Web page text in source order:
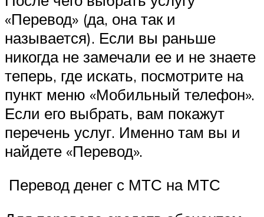
«Перевод» (да, она так и
называется). Если вы раньше
никогда не замечали ее и не знаете
теперь, где искать, посмотрите на
пункт меню «Мобильный телефон».
Если его выбрать, вам покажут
перечень услуг. Именно там вы и
найдете «Перевод».
Перевод денег с МТС на МТС